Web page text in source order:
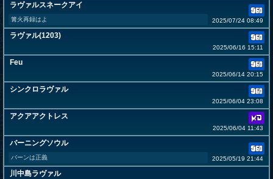
ラヴァルスネークアイ
篝火再録はよ 2025/07/24 08:49
ラヴァル(1203)
2025/06/16 15:11
Feu
2025/06/14 20:15
シンクロラヴァル
2025/06/04 23:08
アクアアクトレス
2025/06/04 11:43
バーニングソウル
バーンは正義 2025/05/19 21:44
川中島ラヴァル